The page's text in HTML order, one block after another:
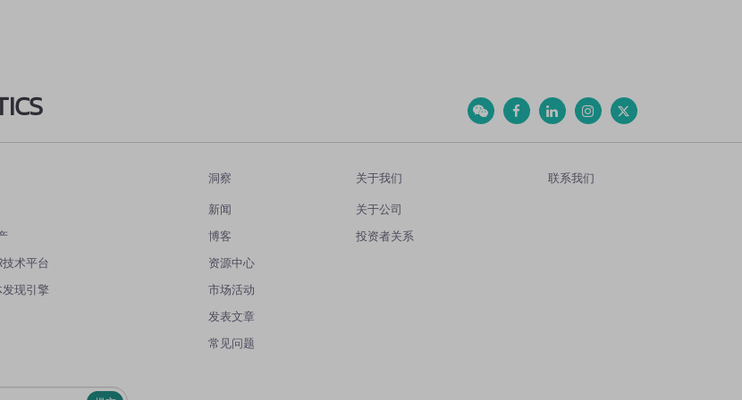
术平台
现引擎
洞察
新闻
博客
资源中心
市场活动
发表文章
常见问题
关于我们
关于公司
投资者关系
联系我们